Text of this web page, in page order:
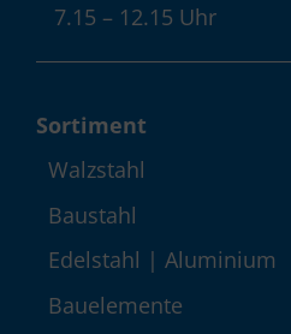
7.15 – 12.15 Uhr
Sortiment
Walzstahl
Baustahl
Edelstahl | Aluminium
Bauelemente